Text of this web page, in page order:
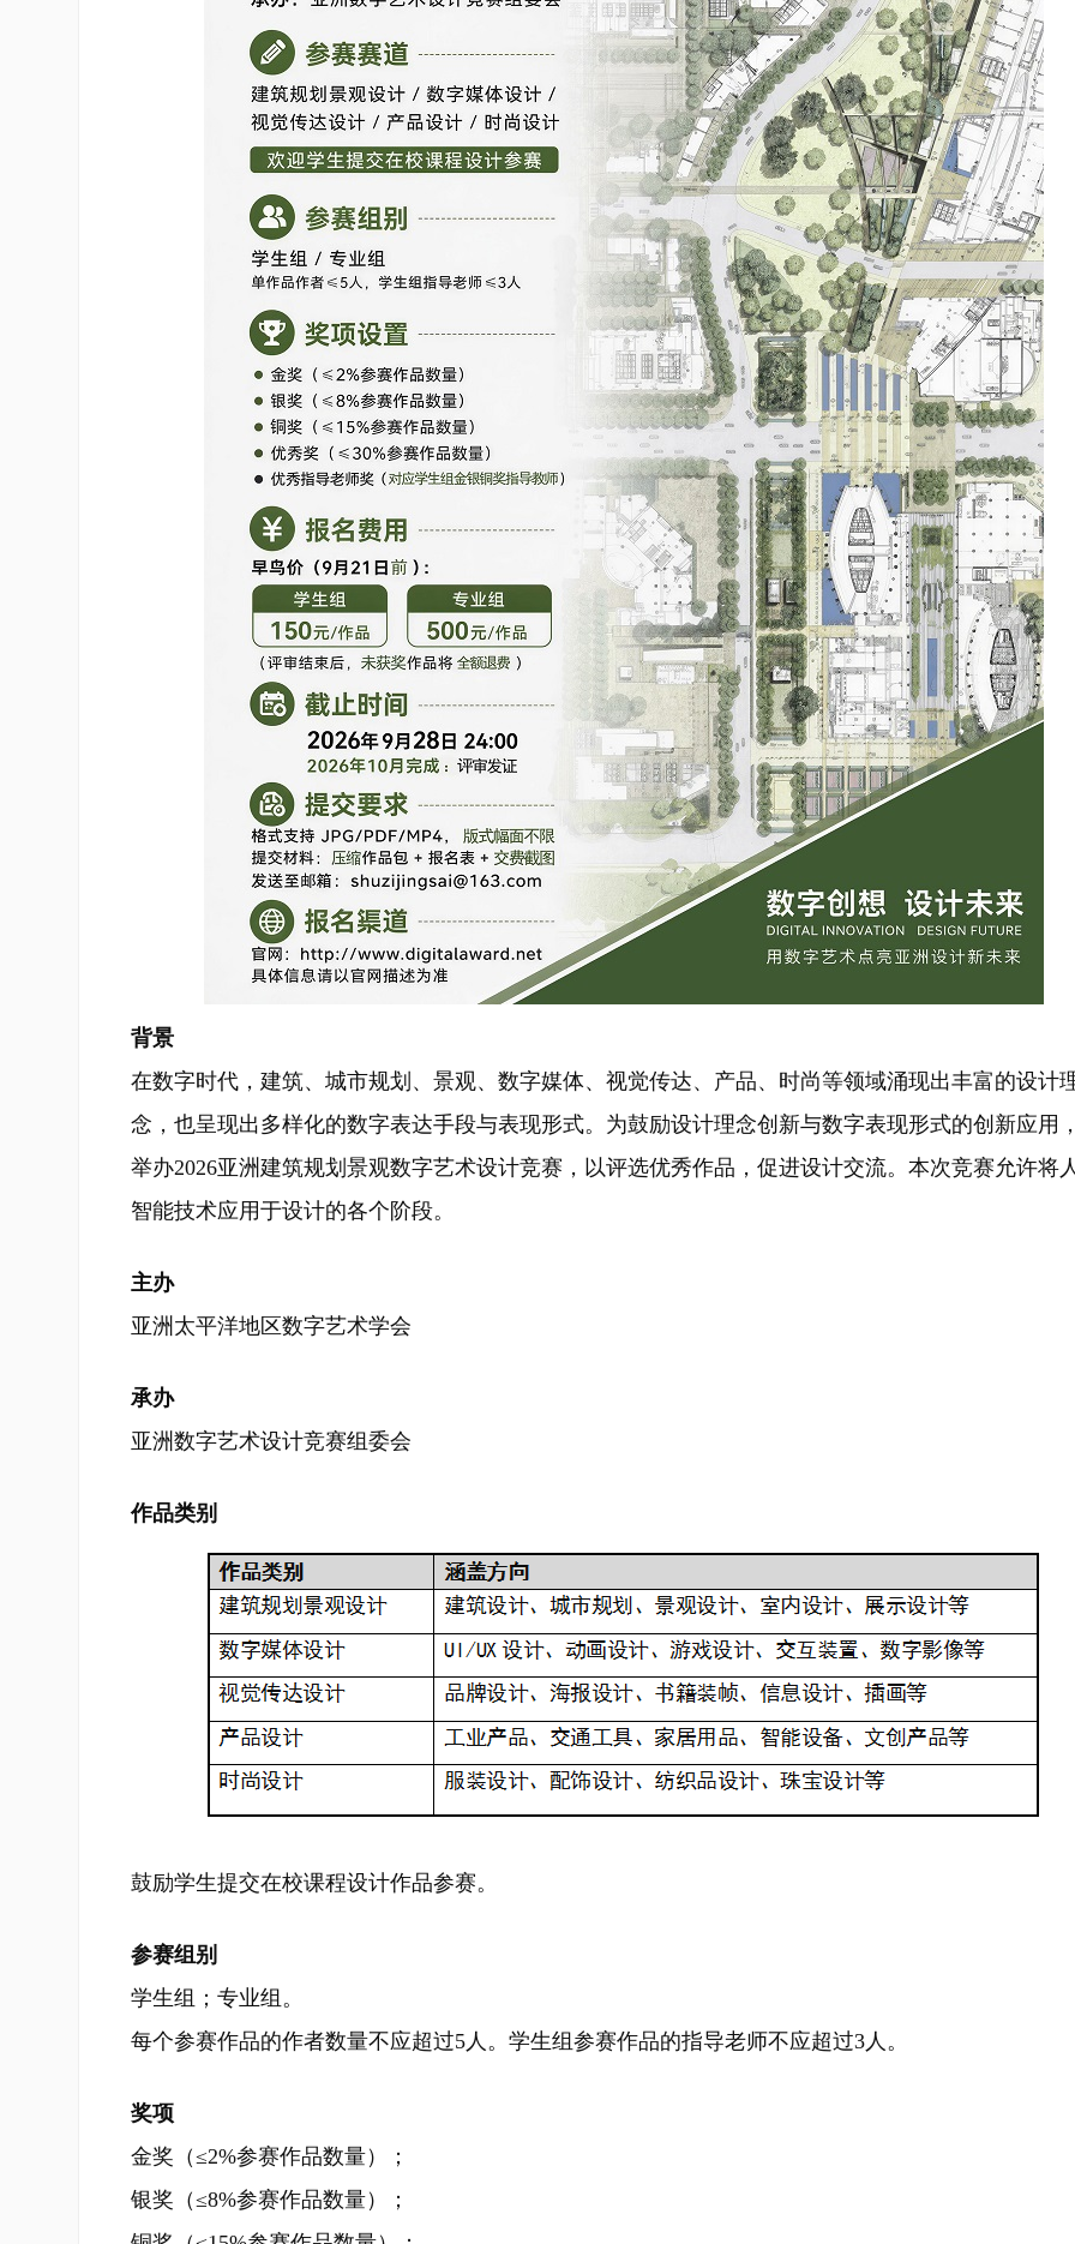
背景
在数字时代，建筑、城市规划、景观、数字媒体、视觉传达、产品、时尚等领域涌现出丰富的设计
念，也呈现出多样化的数字表达手段与表现形式。为鼓励设计理念创新与数字表现形式的创新应用
举办2026亚洲建筑规划景观数字艺术设计竞赛，以评选优秀作品，促进设计交流。本次竞赛允许将
智能技术应用于设计的各个阶段。
主办
亚洲太平洋地区数字艺术学会
承办
亚洲数字艺术设计竞赛组委会
作品类别
鼓励学生提交在校课程设计作品参赛。
参赛组别
学生组；专业组。
每个参赛作品的作者数量不应超过5人。学生组参赛作品的指导老师不应超过3人。
奖项
金奖（≤2%参赛作品数量）；
银奖（≤8%参赛作品数量）；